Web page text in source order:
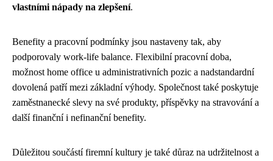
vlastními nápady na zlepšení.
Benefity a pracovní podmínky jsou nastaveny tak, aby
podporovaly work-life balance. Flexibilní pracovní doba,
možnost home office u administrativních pozic a nadstandardní
dovolená patří mezi základní výhody. Společnost také poskytuje
zaměstnanecké slevy na své produkty, příspěvky na stravování a
další finanční i nefinanční benefity.
Důležitou součástí firemní kultury je také důraz na udržitelnost a